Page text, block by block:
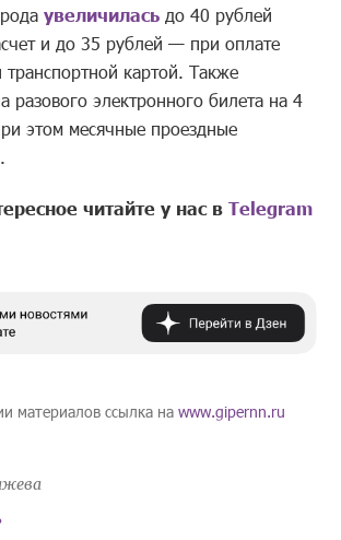
увеличилась до 40 рублей
и до 35 рублей — при оплате
транспортной картой. Также
разового электронного билета на 4
этом месячные проездные
читайте у нас вTelegram
материалов ссылка наwww.gipernn.ru